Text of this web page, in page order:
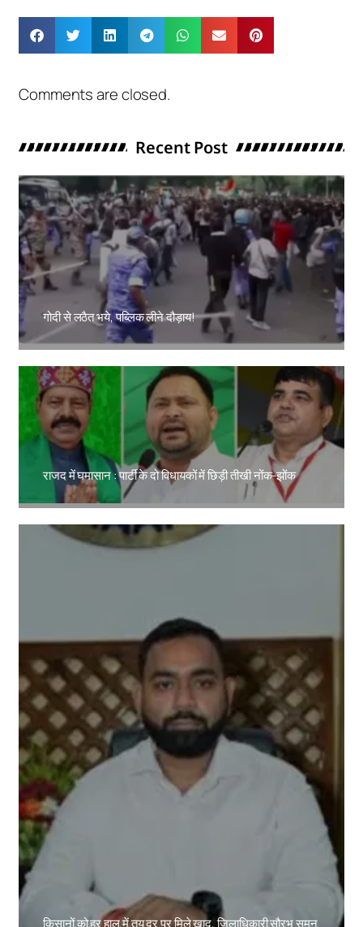
Comments are closed.
Recent Post
गोदी से लठैत भये, पब्लिक लीने दौड़ाय!
Amit Lekh
राजद में घमासान : पार्टी के दो विधायकों में छिड़ी तीखी नोंक-झोंक
Amit Lekh
किसानों को हर हाल में तय दर पर मिले खाद, जिलाधिकारी सौरभ सुमन